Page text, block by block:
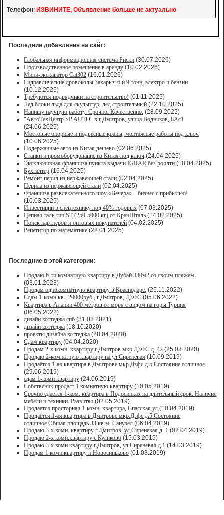
Телефон: ИЗВИНИТЕ, Объявление больше не актуально
Последние добавления на сайт:
Глобальная информационная система Риски (30.07.2026)
Производственное помещение в аренду (10.02.2026)
Мини-экскаватор Cat302 (16.01.2026)
Гидравлические дровоколы Захарыч 6 и 9 тонн, электро и бензин
(10.12.2025)
Требуются подрядчики на строительство! (01.11.2025)
Лед,блоки льда для скульптур, лед строительный (22.10.2025)
Напишу научную работу. Срочно. Качественно. (28.09.2025)
"АвтоТехЦентр SP AUTO" в г.Дмитров, улица Водников, 8Ас1
(24.06.2025)
Мостовые опорные и подвесные краны, монтажные работы под ключ
(10.06.2025)
Подержанные авто из Китая дешево (02.06.2025)
Станки и промоборудование из Китая под ключ (24.04.2025)
Эксклюзивная франшиза пункта выдачи IGRAR без роялти (18.04.2025)
Бухгалтер (16.04.2025)
Ремонт перил из нержавеющей стали (02.04.2025)
Перила из нержавеющей стали (02.04.2025)
Франшиза развлекательного шоу «Вечера» – бизнес с прибылью!
(10.03.2025)
Инвестиции в спецтехнику под 40% годовых (07.03.2025)
Цепная таль тип ST (250-5000 кг) от КранШталь (14.02.2025)
Поиск партнеров и оптовых покупателей (04.02.2025)
Репетитор по математике (22.01.2025)
Последние в этой категории:
Продаю 6-ти комнатную квартиру в Дубай 330м2 со своим пляжем
(03.01.2023)
Продам однокомнатную квартиру в Краснодаре. (25.11.2022)
Сдам 1-комн.кв., 20000руб., г.Дмитров, ДЗФС (05.06.2022)
Квартира в Алании 400 метров от моря с видом на горы.Турция
(06.05.2022)
дизайн коттеджа спб (31.03.2021)
дизайн коттеджа (18.10.2020)
проекты дизайна коттеджа (28.04.2020)
Сдам квартиру (04.04.2020)
Продам 2-х комн. квартиру г.Дмитров мкр.ДЗФС д. 42 (25.03.2020)
Продаю 2-комнатную квартиру на ул.Сиреневая (10.09.2019)
Продаётся 1-ая квартира в Дмитрове мкр.Дзфс д.5 Состояние отличное.
(29.06.2019)
сдам 1-комн квартиру (24.06.2019)
Собственик продаст 1 комнатную квартиру (10.05.2019)
Срочно сдается 1-ком. квартира в Подосинках на длительный срок. Наличие
мебели и техники. Развитая (02.05.2019)
Продается просторная 1-комн. квартира, Спасская ул (10.04.2019)
Продаётся 1-ая квартира в Дмитрове мкр.Дзфс д.5 Состояние
отличное.Общая площадь 33 кв.м. Санузел (06.04.2019)
Продаю 3-х комн. квартиру г.Дмитров, ул.Сиреневая д. 1 (02.04.2019)
Продаю 2-х комн.квартиру с.Куликово (15.03.2019)
Продаю 3-х комн.квартиру г.Дмитров, ул.Сиреневая д.1 (14.03.2019)
Продам 1 комн.квартиру п.Новосиньково (01.03.2019)